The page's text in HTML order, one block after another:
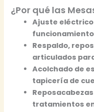
¿Por qué las
Ajuste
Respaldo,
articulados
Acolchado de
tapicería de
tratamientos